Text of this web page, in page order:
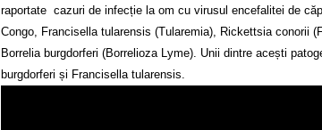
raportate cazuri de infecție la om cu virusul encefalitei de
Congo, Francisella tularensis (Tularemia), Rickettsia conorii
Borrelia burgdorferi (Borrelioza Lyme). Unii dintre acești
burgdorferi și Francisella tularensis.